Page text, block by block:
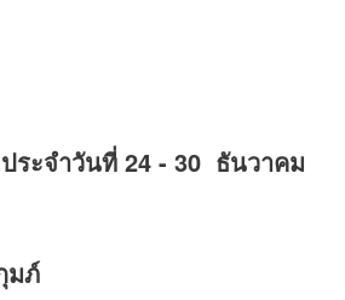
ระจำวันที่ 24 - 30 ธันวาคม
มภ์